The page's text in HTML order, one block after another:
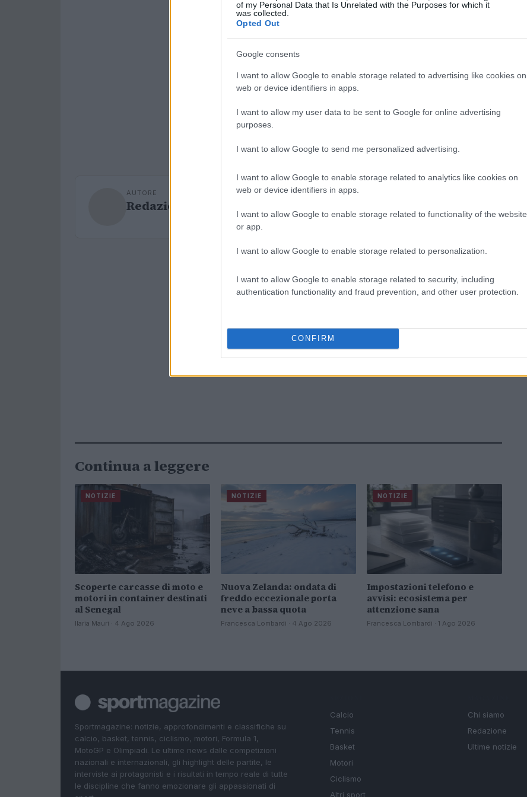
of my Personal Data that Is Unrelated with the Purposes for which it
was collected.
Opted Out
Google consents
I want to allow Google to enable storage related to advertising like cookies on
web or device identifiers in apps.
I want to allow my user data to be sent to Google for online advertising
purposes.
I want to allow Google to send me personalized advertising.
I want to allow Google to enable storage related to analytics like cookies on
web or device identifiers in apps.
I want to allow Google to enable storage related to functionality of the website
or app.
I want to allow Google to enable storage related to personalization.
I want to allow Google to enable storage related to security, including
authentication functionality and fraud prevention, and other user protection.
CONFIRM
AUTORE
Redazione Sport Magazine
Continua a leggere
NOTIZIE
Scoperte carcasse di moto e
motori in container destinati
al Senegal
Ilaria Mauri · 4 Ago 2026
NOTIZIE
Nuova Zelanda: ondata di
freddo eccezionale porta
neve a bassa quota
Francesca Lombardi · 4 Ago 2026
NOTIZIE
Impostazioni telefono e
avvisi: ecosistema per
attenzione sana
Francesca Lombardi · 1 Ago 2026
Sportmagazine: notizie, approfondimenti e classifiche su
calcio, basket, tennis, ciclismo, motori, Formula 1,
MotoGP e Olimpiadi. Le ultime news dalle competizioni
nazionali e internazionali, gli highlight delle partite, le
interviste ai protagonisti e i risultati in tempo reale di tutte
le discipline che fanno emozionare gli appassionati di
Calcio
Tennis
Basket
Motori
Ciclismo
Altri sport
Chi siamo
Redazione
Ultime notizie